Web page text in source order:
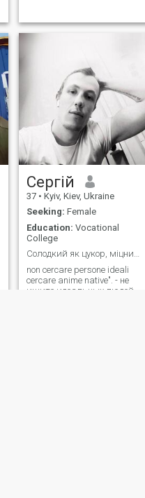
Сергій
37 • Kyiv, Kiev, Ukraine
Seeking: Female
Education: Vocational
College
Солодкий як цукор, міцний як віскі🥃
nоn cеrcаrе рersone ideаli
cerсаre animе nаtive". - нe
ищитe идeальных людeй.